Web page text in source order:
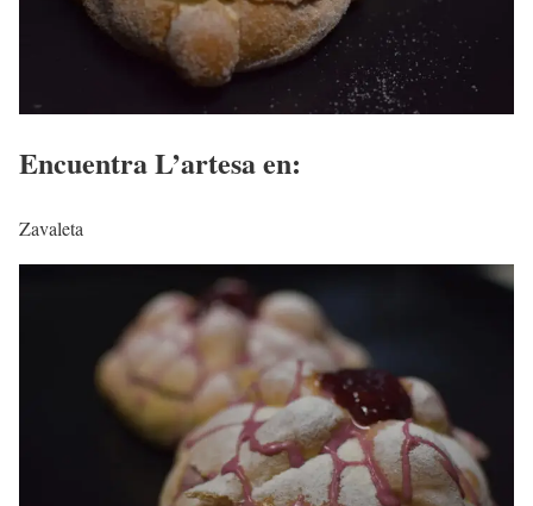
Encuentra L’artesa en:
Zavaleta